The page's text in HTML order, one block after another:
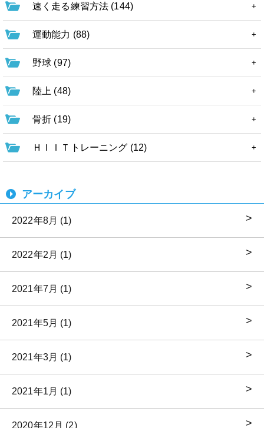
速く走る練習方法 (144)
運動能力 (88)
野球 (97)
陸上 (48)
骨折 (19)
ＨＩＩＴトレーニング (12)
アーカイブ
2022年8月 (1)
2022年2月 (1)
2021年7月 (1)
2021年5月 (1)
2021年3月 (1)
2021年1月 (1)
2020年12月 (2)